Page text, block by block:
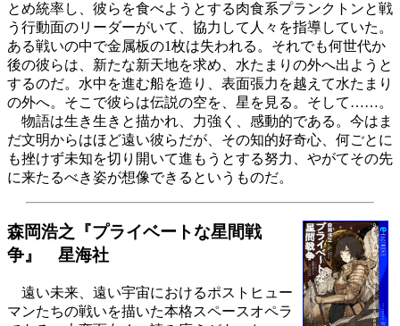
とめ統率し、彼らを食べようとする肉食系プランクトンと戦
う行動面のリーダーがいて、協力して人々を指導していた。
ある戦いの中で金属板の1枚は失われる。それでも何世代か
後の彼らは、新たな新天地を求め、水たまりの外へ出ようと
するのだ。水中を進む船を造り、表面張力を越えて水たまり
の外へ。そこで彼らは伝説の空を、星を見る。そして……。
物語は生き生きと描かれ、力強く、感動的である。今はま
だ文明からはほど遠い彼らだが、その知的好奇心、何ごとに
も挫けず未知を切り開いて進もうとする努力、やがてその先
に来たるべき姿が想像できるというものだ。
森岡浩之『プライベートな星間戦
争』 星海社
遠い未来、遠い宇宙におけるポストヒュー
マンたちの戦いを描いた本格スペースオペラ